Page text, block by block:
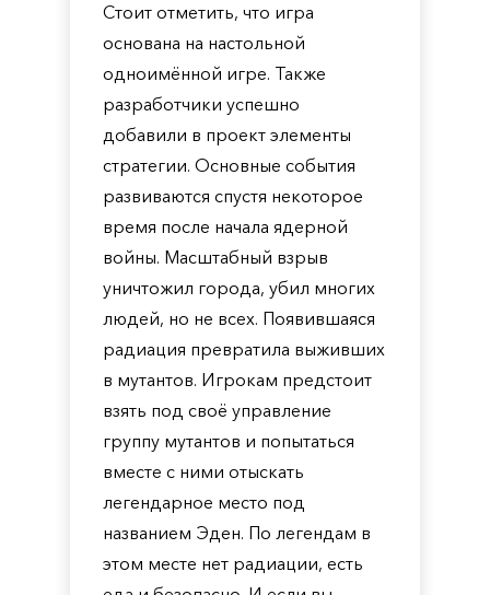
Стоит отметить, что игра
основана на настольной
одноимённой игре. Также
разработчики успешно
добавили в проект элементы
стратегии. Основные события
развиваются спустя некоторое
время после начала ядерной
войны. Масштабный взрыв
уничтожил города, убил многих
людей, но не всех. Появившаяся
радиация превратила выживших
в мутантов. Игрокам предстоит
взять под своё управление
группу мутантов и попытаться
вместе с ними отыскать
легендарное место под
названием Эден. По легендам в
этом месте нет радиации, есть